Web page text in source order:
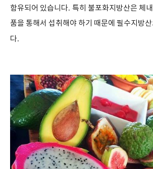
함유되어 있습니다. 특히 불포화지방산은 체
품을 통해서 섭취해야 하기 때문에 필수지방
다.